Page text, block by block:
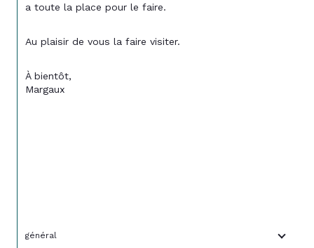
a toute la place pour le faire.
Au plaisir de vous la faire visiter.
À bientôt,
Margaux
général